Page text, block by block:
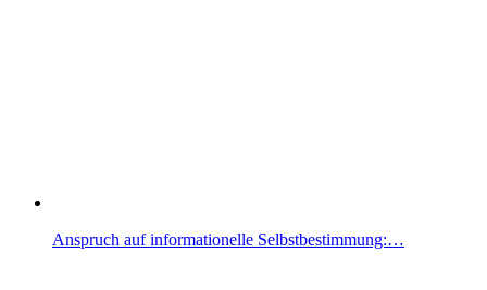
Anspruch auf informationelle Selbstbestimmung:…